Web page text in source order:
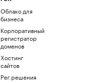
Облако для
бизнеса
Корпоративный
регистратор
доменов
Хостинг
сайтов
Рег.решения